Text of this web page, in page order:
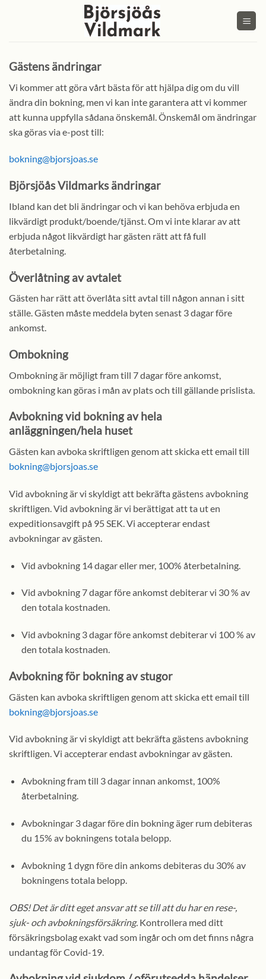
Gästens ändringar
Vi kommer att göra vårt bästa för att hjälpa dig om du vill
ändra din bokning, men vi kan inte garantera att vi kommer
att kunna uppfylla sådana önskemål. Önskemål om ändringar
ska göras via e-post till:
bokning@bjorsjoas.se
Björsjöås Vildmarks ändringar
Ibland kan det bli ändringar och vi kan behöva erbjuda en
likvärdigt produkt/boende/tjänst. Om vi inte klarar av att
erbjuda något likvärdigt har gästen rätt att få full
återbetalning.
Överlåtning av avtalet
Gästen har rätt att överlåta sitt avtal till någon annan i sitt
ställe. Gästen måste meddela byten senast 3 dagar före
ankomst.
Ombokning
Ombokning är möjligt fram till 7 dagar före ankomst,
ombokning kan göras i mån av plats och till gällande prislista.
Avbokning vid bokning av hela
anläggningen/hela huset
Gästen kan avboka skriftligen genom att skicka ett email till
bokning@bjorsjoas.se
Vid avbokning är vi skyldigt att bekräfta gästens avbokning
skriftligen. Vid avbokning är vi berättigat att ta ut en
expeditionsavgift på 95 SEK. Vi accepterar endast
avbokningar av gästen.
Vid avbokning 14 dagar eller mer, 100% återbetalning.
Vid avbokning 7 dagar före ankomst debiterar vi 30 % av
den totala kostnaden.
Vid avbokning 3 dagar före ankomst debiterar vi 100 % av
den totala kostnaden.
Avbokning för bokning av stugor
Gästen kan avboka skriftligen genom att skicka ett email till
bokning@bjorsjoas.se
Vid avbokning är vi skyldigt att bekräfta gästens avbokning
skriftligen. Vi accepterar endast avbokningar av gästen.
Avbokning fram till 3 dagar innan ankomst, 100%
återbetalning.
Avbokningar 3 dagar före din bokning äger rum debiteras
du 15% av bokningens totala belopp.
Avbokning 1 dygn före din ankoms debiteras du 30% av
bokningens totala belopp.
OBS! Det är ditt eget ansvar att se till att du har en rese-,
sjuk- och avbokningsförsäkring. Kontrollera med ditt
försäkringsbolag exakt vad som ingår och om det finns några
undantag för Covid-19.